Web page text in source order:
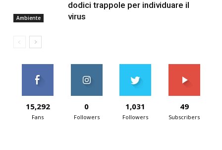
Ambiente
dodici trappole per individuare il
virus
15,292
Fans
0
Followers
1,031
Followers
49
Subscribers